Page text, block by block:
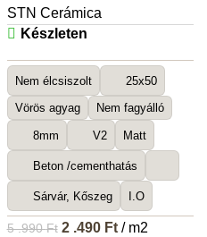
STN Cerámica
Készleten
Nem élcsiszolt 25x50
Vörös agyag Nem fagyálló
8mm V2 Matt
Beton /cementhatás
Sárvár, Kőszeg I.O
5 .990Ft 2 .490 Ft/ m2